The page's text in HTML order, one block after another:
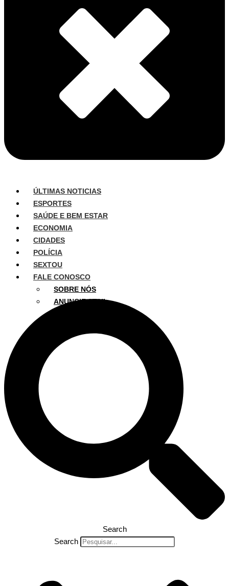
ÚLTIMAS NOTICIAS
ESPORTES
SAÚDE E BEM ESTAR
ECONOMIA
CIDADES
POLÍCIA
SEXTOU
FALE CONOSCO
SOBRE NÓS
ANUNCIE AQUI
Search
Search